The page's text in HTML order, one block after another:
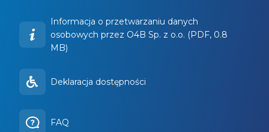
Informacja o przetwarzaniu danych
osobowych przez O4B Sp. z o.o. (PDF, 0.8
MB)
Deklaracja dostępności
FAQ